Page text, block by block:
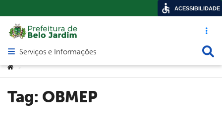
Acesso
Abrir menu principal de navegação
Serviços e Informações
Você está aqui:
>
Tag: OBMEP
ACESSIBILIDADE